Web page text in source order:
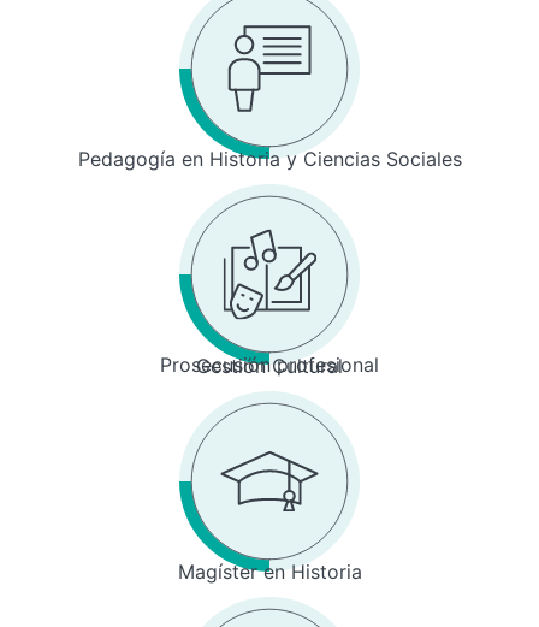
Pedagogía en Historia y Ciencias Sociales
Prosecusión profesional
Gestión Cultural
Magíster en Historia